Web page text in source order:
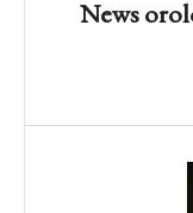
News